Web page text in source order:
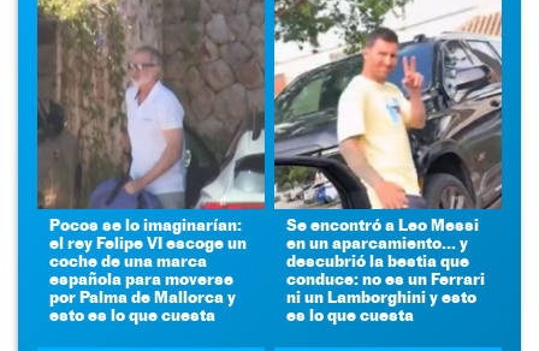
Pocos se lo imaginarían:
el rey Felipe VI escoge un
coche de una marca
española para moverse
por Palma de Mallorca y
esto es lo que cuesta
Se encontró a Leo Messi
en un aparcamiento... y
descubrió la bestia que
conduce: no es un Ferrari
ni un Lamborghini y esto
es lo que cuesta